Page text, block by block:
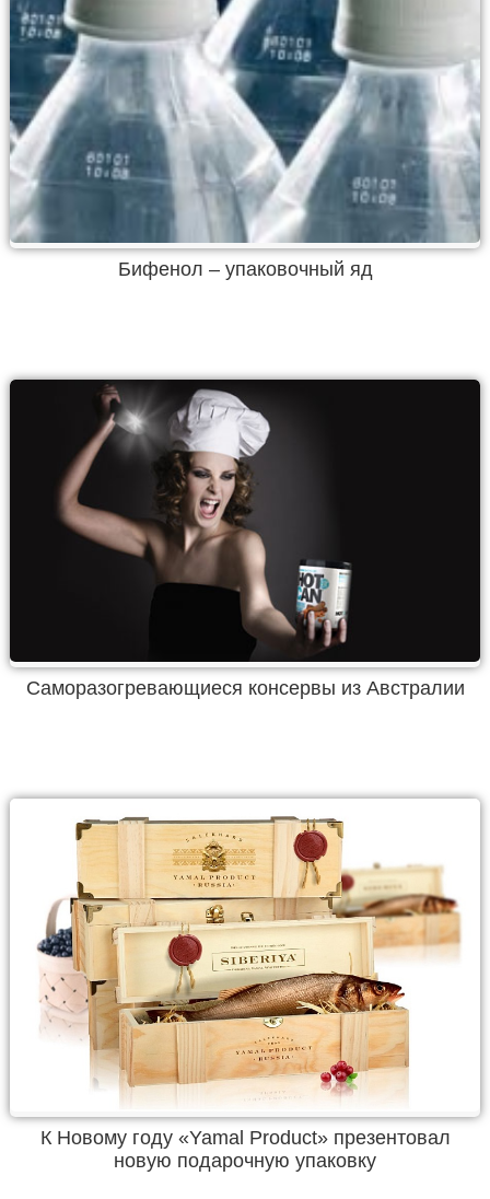
Бифенол – упаковочный яд
Саморазогревающиеся консервы из Австралии
К Новому году «Yamal Product» презентовал
новую подарочную упаковку